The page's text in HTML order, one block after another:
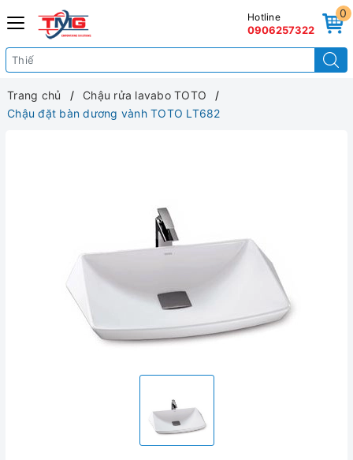
0
Hotline
0906257322
Trang chủ
Chậu rửa lavabo TOTO
Chậu đặt bàn dương vành TOTO LT682